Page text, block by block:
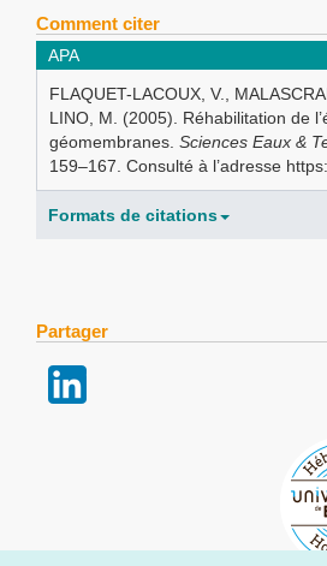
Comment citer
APA
FLAQUET-LACOUX, V.,
LINO, M. (2005). Réhabilitation de
géomembranes. Sciences Eaux &
159–167. Consulté à l’adresse
Formats de citations
Partager